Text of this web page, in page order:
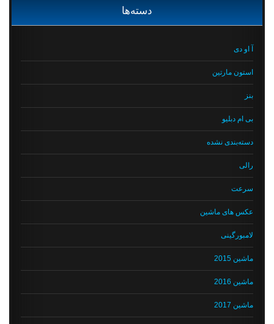
دسته‌ها
آ او دی
استون مارتین
بی ام دبلیو
دسته‌بندی نشده
رالی
سرعت
عکس های ماشین
لامبورگینی
ماشین 2015
ماشین 2016
ماشین 2017